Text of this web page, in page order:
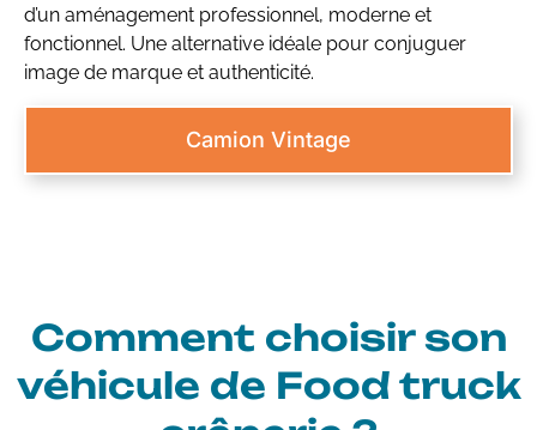
d’un aménagement professionnel, moderne et
fonctionnel. Une alternative idéale pour conjuguer
image de marque et authenticité.
Camion Vintage
Comment choisir son
véhicule de Food truck